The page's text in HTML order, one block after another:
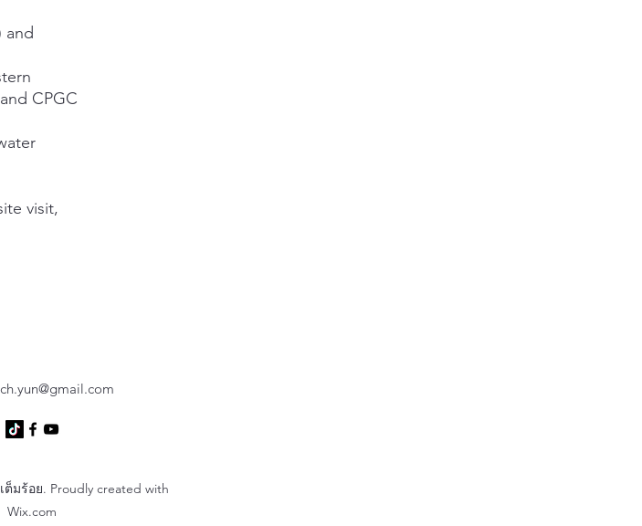
and
CPGC
visit,
มร้อย. Proudly created with
Wix.com